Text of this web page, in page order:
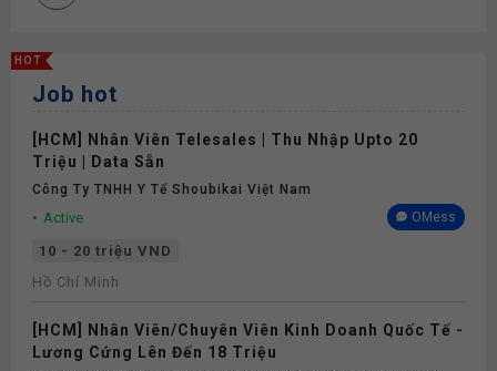
Đào tạo
Thiết bị làm việc
Phụ cấp
Nghỉ phép
HOT
Job hot
[HCM] Nhân Viên Telesales | Thu Nhập Upto 20
Triệu | Data Sẵn
Công Ty TNHH Y Tế Shoubikai Việt Nam
Active OMess
10 - 20 triệu VND
Hồ Chí Minh
[HCM] Nhân Viên/Chuyên Viên Kinh Doanh Quốc Tế -
Lương Cứng Lên Đến 18 Triệu